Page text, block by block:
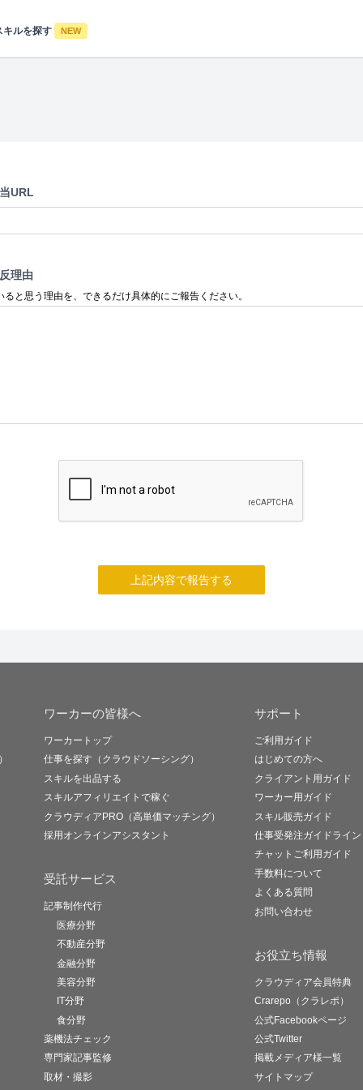
キルを探す NEW
URL
理由
ると思う理由を、できるだけ具体的にご報告ください。
上記内容で報告する
ワーカーの皆様へ
ワーカートップ
仕事を探す（クラウドソーシング）
スキルを出品する
スキルアフィリエイトで稼ぐ
クラウディアPRO（高単価マッチング）
採用オンラインアシスタント
受託サービス
記事制作代行
医療分野
不動産分野
金融分野
美容分野
IT分野
食分野
薬機法チェック
専門家記事監修
取材・撮影
サポート
ご利用ガイド
はじめての方へ
クライアント用ガイド
ワーカー用ガイド
スキル販売ガイド
仕事受発注ガイドライン
チャットご利用ガイド
手数料について
よくある質問
お問い合わせ
お役立ち情報
クラウディア会員特典
Crarepo（クラレポ）
公式Facebookページ
公式Twitter
掲載メディア様一覧
サイトマップ